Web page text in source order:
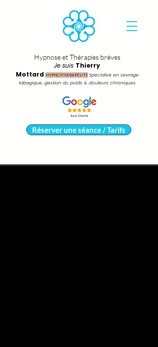
Hypnose et Thérapies brèves
Je suis Thierry
Mottard HYPNOTHERAPEUTE Spécialisé en sevrage
tabagique, gestion du poids & douleurs chroniques
Réserver une séance / Tarifs